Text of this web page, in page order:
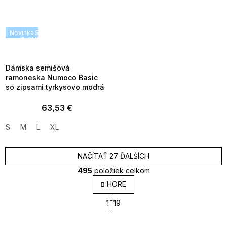
Novinka SUMMER SALE -35% ?
G_SUMMER35:35:EUR:P:f!2026-
Dámska semišová
ramoneska Numoco Basic
so zipsami tyrkysovo modrá
63,53 €
S M L XL
O
v
l
á
NAČÍTAŤ 27 ĎALŠÍCH
S
t
r
1 19
495 položiek celkom
HORE